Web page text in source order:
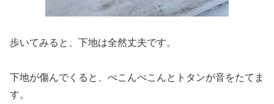
歩いてみると、下地は全然丈夫です。
下地が傷んでくると、ぺこんぺこんとトタンが音をたてま
す。